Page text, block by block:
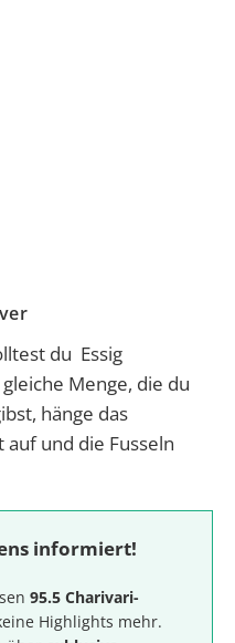
du Essig
Menge, die du
hänge das
und die Fusseln
informiert!
95.5 Charivari-
Highlights mehr.